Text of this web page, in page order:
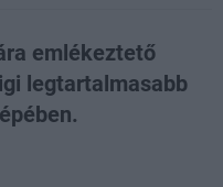
emlékeztető
legtartalmasabb